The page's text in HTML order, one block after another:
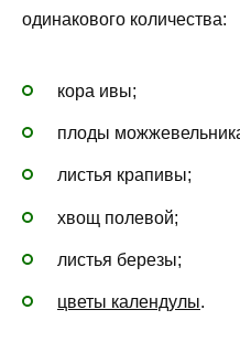
одинакового количества:
кора ивы;
плоды
листья крапивы;
хвощ полевой;
листья березы;
цветы календулы.